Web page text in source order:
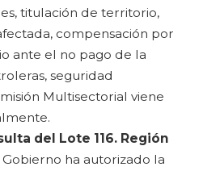
titulación de territorio,
compensación por
ante el no pago de la
seguridad
Multisectorial viene
del Lote 116. Región
Gobierno ha autorizado la